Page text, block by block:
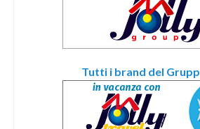
Tutti i brand del